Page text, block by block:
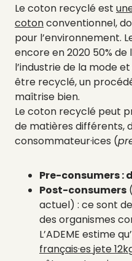
Le coton recyclé est
cotonconventionnel,
pour l’environnement.
encore en 2020 50%
l’industrie de la mode
être recyclé, un
maîtrise bien.
Le coton recyclé peut
de matières différents,
consommateur·ices (
Pre-consumers :
Post-consumers
actuel) : ce sont
des organismes
L’ADEME estime
français·es jete